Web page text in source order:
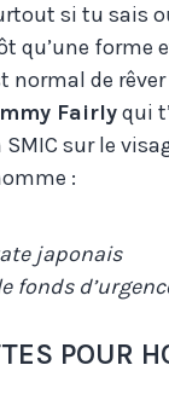
si tu sais
qu’une forme
de rêver
Fairlyqui
sur le
:
japonais
fonds
POUR